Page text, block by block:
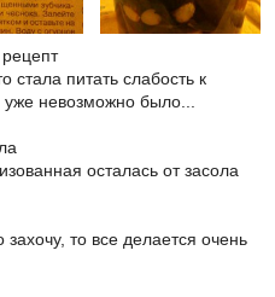
стала питать слабость к
уже невозможно было...
осталась от засола
захочу, то все делается очень